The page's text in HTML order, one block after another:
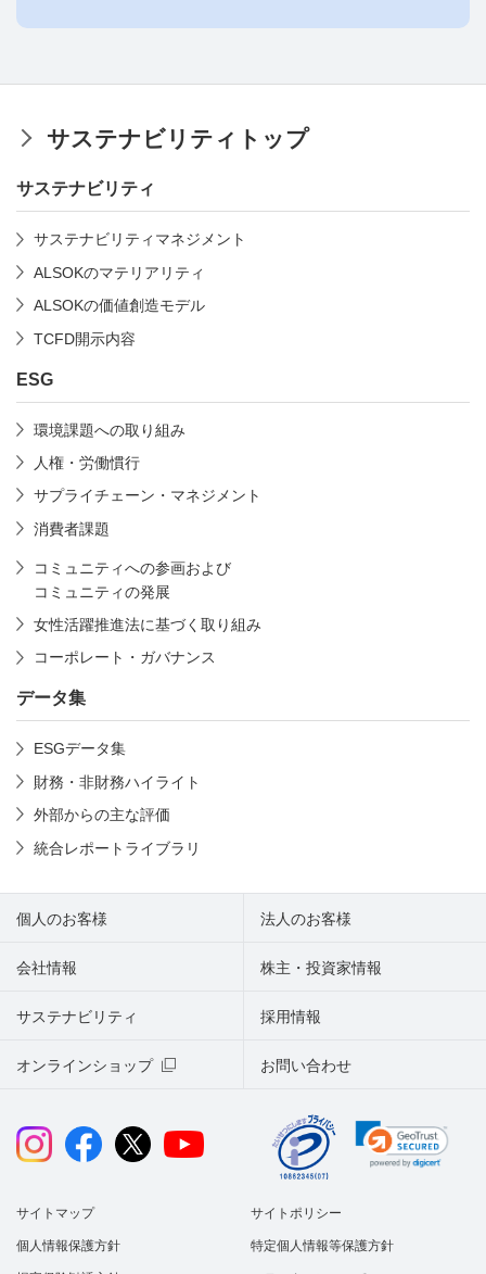
サステナビリティトップ
サステナビリティ
サステナビリティマネジメント
ALSOKのマテリアリティ
ALSOKの価値創造モデル
TCFD開示内容
ESG
環境課題への取り組み
人権・労働慣行
サプライチェーン・マネジメント
消費者課題
コミュニティへの参画および
コミュニティの発展
女性活躍推進法に基づく取り組み
コーポレート・ガバナンス
データ集
ESGデータ集
財務・非財務ハイライト
外部からの主な評価
統合レポートライブラリ
個人のお客様 法人のお客様
会社情報 株主・投資家情報
サステナビリティ
オンラインショップ お問い合わせ
採用情報
サイトマップ サイトポリシー
個人情報保護方針 特定個人情報等保護方針